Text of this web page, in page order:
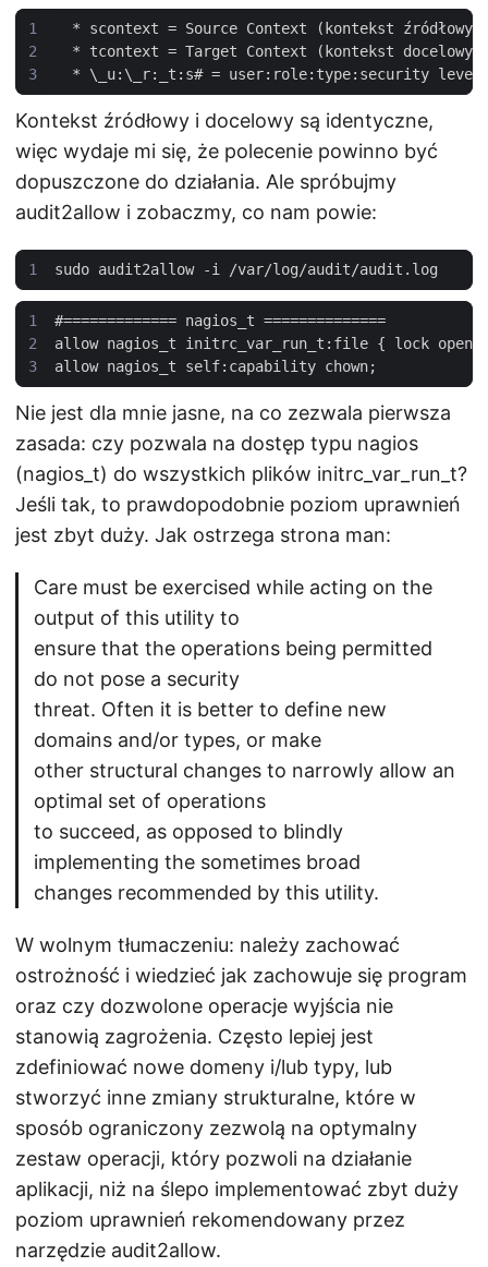
  *
scontext = Source Context ( kontekst źródłowy
  *
tcontext = Target Context ( kontekst docelowy
  * \
_u:\ _r: _t : s# = user: role: type: security level
Kontekst źródłowy i docelowy są identyczne,
więc wydaje mi się, że polecenie powinno być
dopuszczone do działania. Ale spróbujmy
audit2allow i zobaczmy, co nam powie:
#============= nagios_t ==============
allow nagios_t initrc_var_run_t : file { lock open
allow nagios_t self: capability chown
Nie jest dla mnie jasne, na co zezwala pierwsza
zasada: czy pozwala na dostęp typu nagios
(nagios_t) do wszystkich plików initrc_var_run_t?
Jeśli tak, to prawdopodobnie poziom uprawnień
jest zbyt duży. Jak ostrzega strona man:
Care must be exercised while acting on the
output of this utility to
ensure that the operations being permitted
do not pose a security
threat. Often it is better to define new
domains and/or types, or make
other structural changes to narrowly allow an
optimal set of operations
to succeed, as opposed to blindly
implementing the sometimes broad
changes recommended by this utility.
W wolnym tłumaczeniu: należy zachować
ostrożność i wiedzieć jak zachowuje się program
oraz czy dozwolone operacje wyjścia nie
stanowią zagrożenia. Często lepiej jest
zdefiniować nowe domeny i/lub typy, lub
stworzyć inne zmiany strukturalne, które w
sposób ograniczony zezwolą na optymalny
zestaw operacji, który pozwoli na działanie
aplikacji, niż na ślepo implementować zbyt duży
poziom uprawnień rekomendowany przez
narzędzie audit2allow.